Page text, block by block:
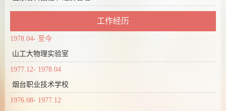
工作经历
1978.04- 至今
山工大物理实验室
1977.12- 1978.04
烟台职业技术学校
1976.08- 1977.12